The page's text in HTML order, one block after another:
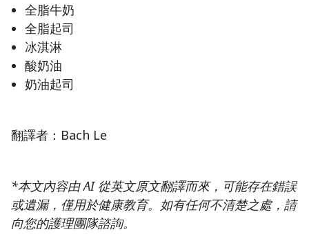
全脂牛奶
全脂起司
冰淇淋
酸奶油
奶油起司
翻譯者：Bach Le
*本文內容由 AI 從英文原文翻譯而來，可能存在錯誤
或遺漏，僅用於健康教育。如有任何不清楚之處，請
向您的護理團隊諮詢。